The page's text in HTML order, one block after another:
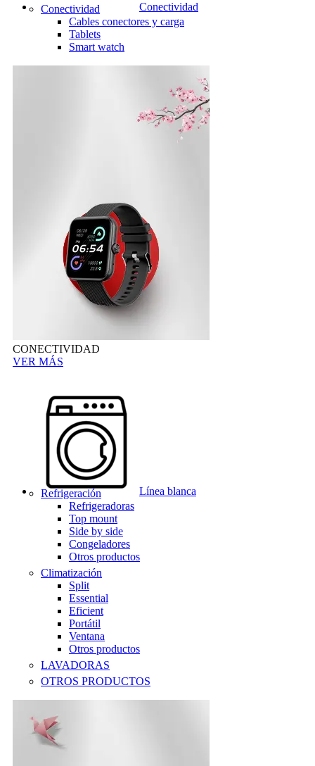
Conectividad
Conectividad
Cables conectores y carga
Tablets
Smart watch
CONECTIVIDAD
VER MÁS
Línea blanca
Refrigeración
Refrigeradoras
Top mount
Side by side
Congeladores
Otros productos
Climatización
Split
Essential
Eficient
Portátil
Ventana
Otros productos
LAVADORAS
OTROS PRODUCTOS